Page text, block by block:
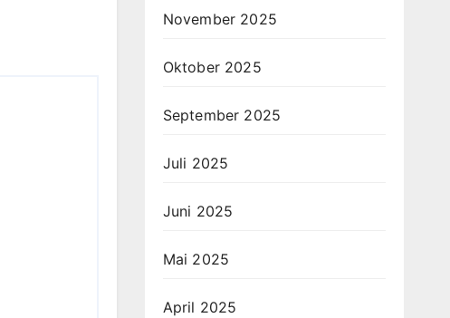
November 2025
Oktober 2025
September 2025
Juli 2025
Juni 2025
Mai 2025
April 2025